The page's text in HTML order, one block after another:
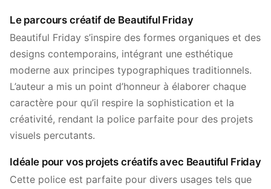
Le parcours créatif de Beautiful Friday
Beautiful Friday s’inspire des formes organiques et des
designs contemporains, intégrant une esthétique
moderne aux principes typographiques traditionnels.
L’auteur a mis un point d’honneur à élaborer chaque
caractère pour qu’il respire la sophistication et la
créativité, rendant la police parfaite pour des projets
visuels percutants.
Idéale pour vos projets créatifs avec Beautiful Friday
Cette police est parfaite pour divers usages tels que